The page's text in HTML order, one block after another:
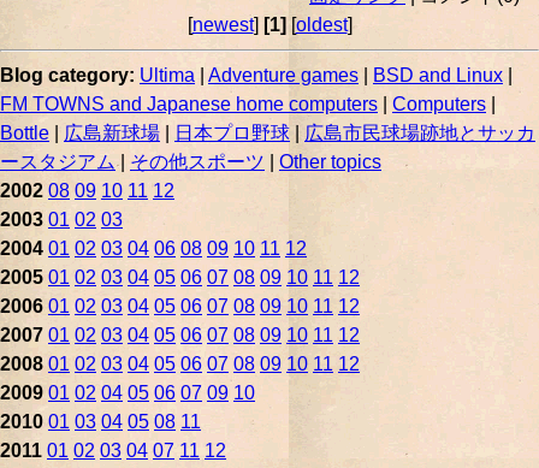
[newest] [1] [oldest]
Blog category: Ultima Adventure games BSD and Linux
FM TOWNS and Japanese home computers
Computers
Bottle
広島新球場 日本プロ野球
広島市民球場跡地とサッカ
ースタジアム| その他スポーツ
Other topics
2002 08 09 10 11 12
2003 01 02 03
2004 01 02 03 04 06 08 09 10 11 12
2005 01 02 03 04 05 06 07 08 09 10 11 12
2006 01 02 03 04 05 06 07 08 09 10 11 12
2007 01 02 03 04 05 06 07 08 09 10 11 12
2008 01 02 03 04 05 06 07 08 09 10 11 12
2009 01 02 04 05 06 07 09 10
2010 01 03 04 05 08 11
2011 01 02 03 04 07 11 12